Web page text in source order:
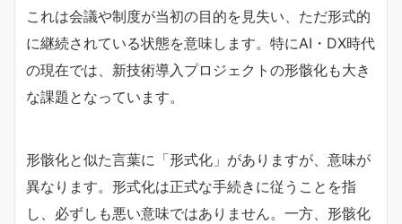
これは会議や制度が当初の目的を見失い、ただ形式的
に継続されている状態を意味します。特にAI・DX時代
の現在では、新技術導入プロジェクトの形骸化も大き
な課題となっています。
形骸化と似た言葉に「形式化」がありますが、意味が
異なります。形式化は正式な手続きに従うことを指
し、必ずしも悪い意味ではありません。一方、形骸化